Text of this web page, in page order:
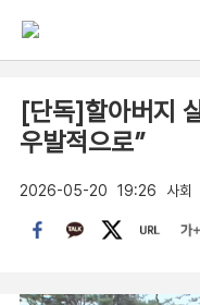
[단독]할아버지
우발적으로”
2026-05-20 19:26 사회